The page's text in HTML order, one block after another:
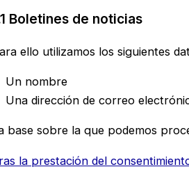
Boletines de noticias
ello utilizamos los siguientes
Un nombre
Una dirección de correo
base sobre la que podemos
la prestación del